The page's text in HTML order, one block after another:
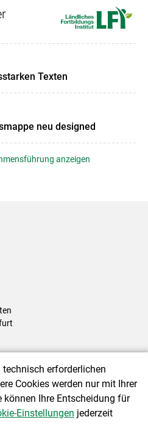
Texten
neu designed
anzeigen
|Barrierefreiheit|
erforderlichen
Cookies werden nur mit Ihrer
Ihre Entscheidung für
Einstellungen jederzeit